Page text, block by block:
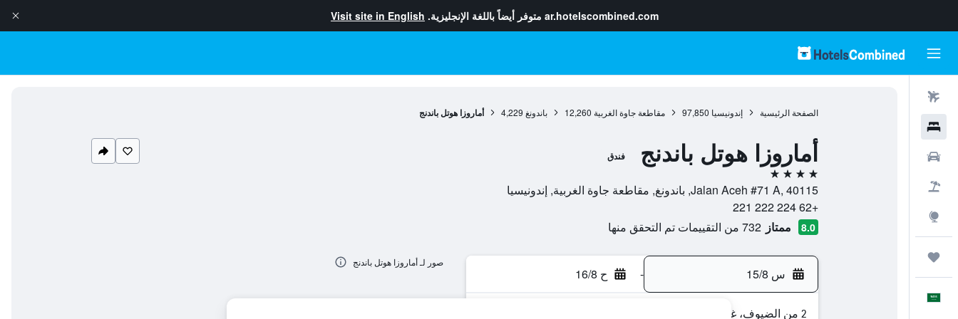
ar.hotelscombined.com متوفر أيضاً باللغة الإنجليزية. Visit site in English
الصفحة الرئيسية إندونيسيا 97,850 مقاطعة جاوة الغربية 12,260 باندونغ 4,229 أماروزا هوتل باندنج
أماروزا هوتل باندنج فندق
4 نجوم
Jalan Aceh #71 A, 40115, باندونغ, مقاطعة جاوة الغربية, إندونيسيا
+62 224 222 221
8.0 ممتاز 732 من التقييمات تم التحقق منها
س 15/8 - ح 16/8
2 من الضيوف، غرفة واحدة
صور لـ أماروزا هوتل باندنج